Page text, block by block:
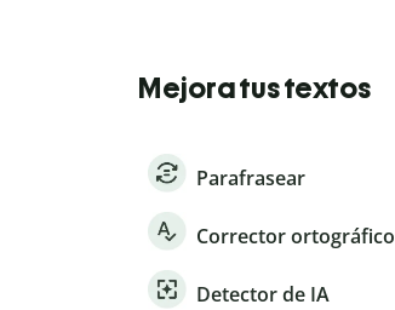
Mejora tus textos
Parafrasear
Corrector ortográfico
Detector de IA